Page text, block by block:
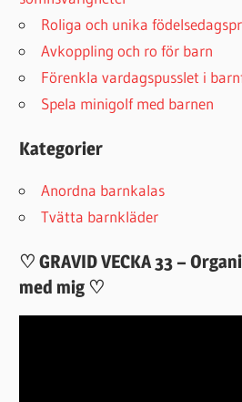
Roliga och unika
Avkoppling och ro för barn
Förenkla vardagspusslet i
Spela minigolf med barnen
Kategorier
Anordna barnkalas
Tvätta barnkläder
♡ GRAVID VECKA 33 –
med mig ♡